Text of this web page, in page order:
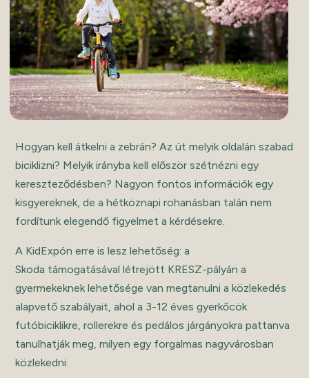
Hogyan kell átkelni a zebrán? Az út melyik oldalán szabad
biciklizni? Melyik irányba kell először szétnézni egy
kereszteződésben? Nagyon fontos információk egy
kisgyereknek, de a hétköznapi rohanásban talán nem
fordítunk elegendő figyelmet a kérdésekre.
A KidExpón erre is lesz lehetőség: a
Skoda támogatásával létrejött KRESZ-pályán a
gyermekeknek lehetősége van megtanulni a közlekedés
alapvető szabályait, ahol a 3-12 éves gyerkőcök
futóbiciklikre, rollerekre és pedálos járgányokra pattanva
tanulhatják meg, milyen egy forgalmas nagyvárosban
közlekedni.